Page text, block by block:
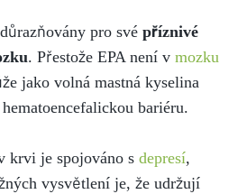
pro své příznivé
. Přestože EPA není v mozku
jako volná mastná kyselina
bariéru.
krvi je spojováno s depresí,
vysvětlení je, že udržují